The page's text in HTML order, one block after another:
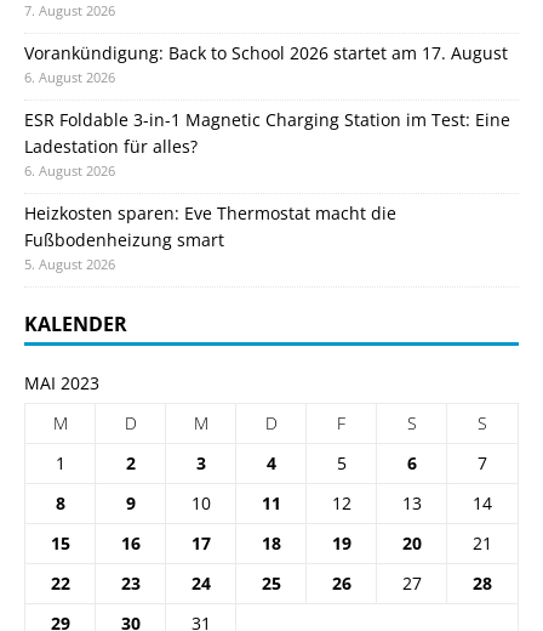
7. August 2026
Vorankündigung: Back to School 2026 startet am 17. August
6. August 2026
ESR Foldable 3-in-1 Magnetic Charging Station im Test: Eine
Ladestation für alles?
6. August 2026
Heizkosten sparen: Eve Thermostat macht die
Fußbodenheizung smart
5. August 2026
KALENDER
MAI 2023
M
D M D F S
S
1
2 3 4 5 6
7
8
9 10 11 12 13
14
15
16 17 18 19 20
21
22
23 24 25 26 27
28
29
30 31